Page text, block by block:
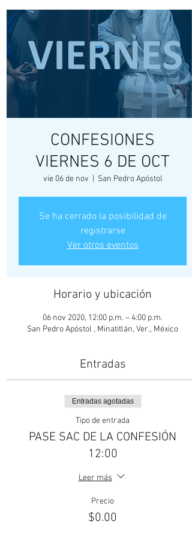
CONFESIONES
VIERNES 6 DE OCT
vie 06 de nov San Pedro Apóstol
Se ha cerrado la posibilidad de
registrarse
Ver otros eventos
Horario y ubicación
06 nov 2020, 12:00 p.m. – 4:00 p.m.
San Pedro Apóstol , Minatitlán, Ver., México
Entradas
Entradas agotadas
Tipo de entrada
PASE SAC DE LA CONFESIÓN
12:00
Leer más
Precio
$0.00